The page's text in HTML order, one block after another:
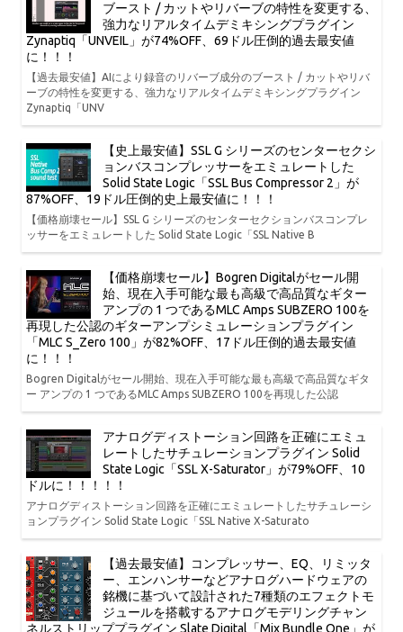
ブースト / カットやリバーブの特性を変更する、
強力なリアルタイムデミキシングプラグイン
Zynaptiq「UNVEIL」が74%OFF、69ドル圧倒的過去最安値
に！！！
【過去最安値】AIにより録音のリバーブ成分のブースト / カットやリバ
ーブの特性を変更する、強力なリアルタイムデミキシングプラグイン
Zynaptiq「UNV
【史上最安値】SSL G シリーズのセンターセクシ
ョンバスコンプレッサーをエミュレートした
Solid State Logic「SSL Bus Compressor 2」が
87%OFF、19ドル圧倒的史上最安値に！！！
【価格崩壊セール】SSL G シリーズのセンターセクションバスコンプレ
ッサーをエミュレートした Solid State Logic「SSL Native B
【価格崩壊セール】Bogren Digitalがセール開
始、現在入手可能な最も高級で高品質なギター
アンプの 1 つであるMLC Amps SUBZERO 100を
再現した公認のギターアンプシミュレーションプラグイン
「MLC S_Zero 100」が82%OFF、17ドル圧倒的過去最安値
に！！！
Bogren Digitalがセール開始、現在入手可能な最も高級で高品質なギタ
ー アンプの 1 つであるMLC Amps SUBZERO 100を再現した公認
アナログディストーション回路を正確にエミュ
レートしたサチュレーションプラグイン Solid
State Logic「SSL X-Saturator」が79%OFF、10
ドルに！！！！！
アナログディストーション回路を正確にエミュレートしたサチュレーシ
ョンプラグイン Solid State Logic「SSL Native X-Saturato
【過去最安値】コンプレッサー、EQ、リミッタ
ー、エンハンサーなどアナログハードウェアの
銘機に基づいて設計された7種類のエフェクトモ
ジュールを搭載するアナログモデリングチャン
ネルストリッププラグイン Slate Digital「Mix Bundle One」が